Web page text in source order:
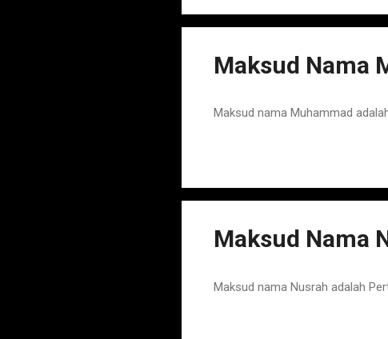
Maksud Nama
Maksud nama Muhammad
Maksud Nama
Maksud nama Nusrah adalah